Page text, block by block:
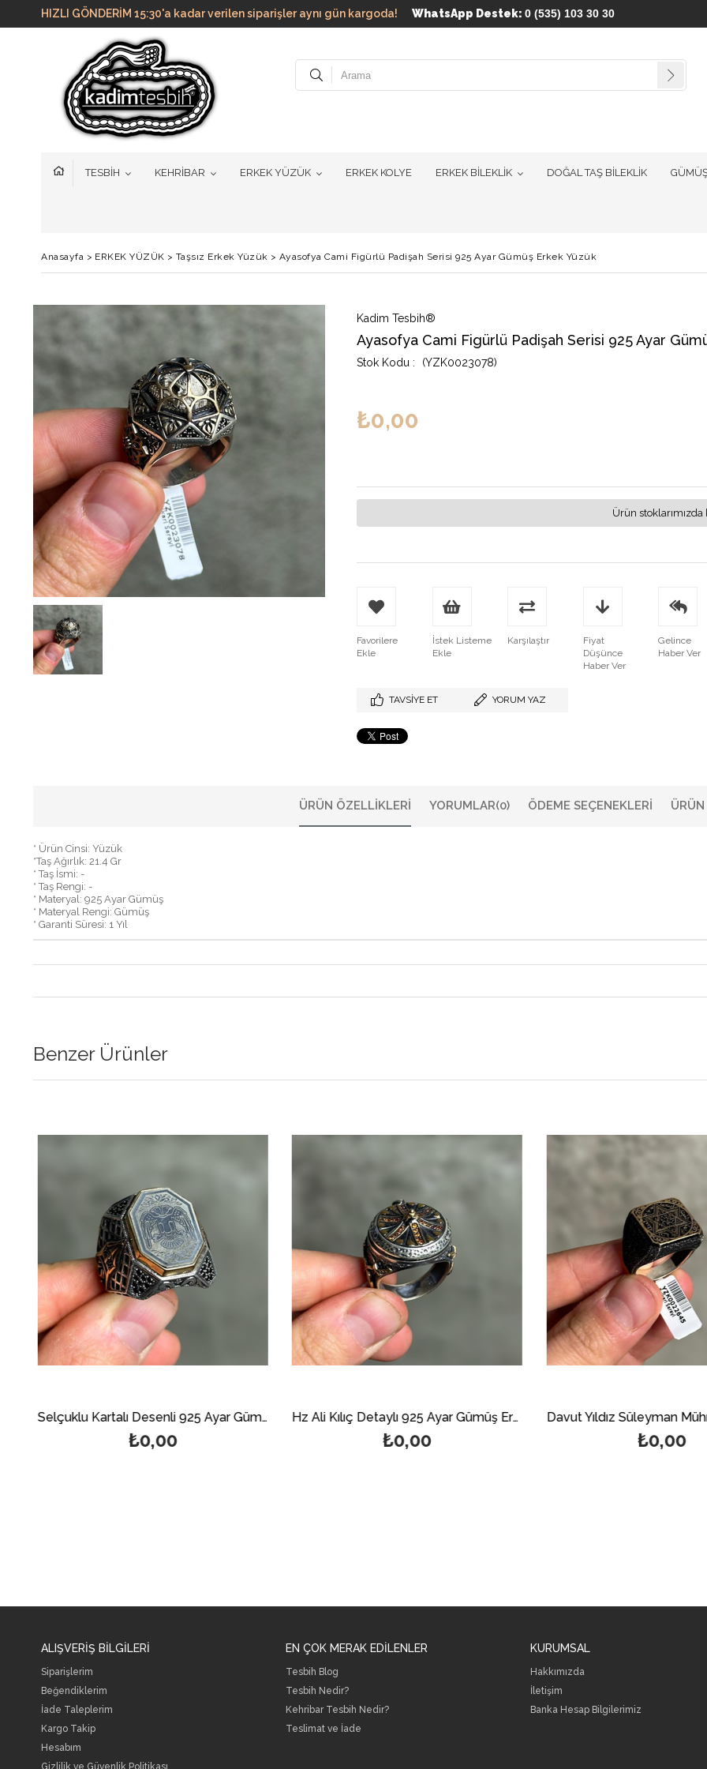
HIZLI GÖNDERİM 15:30'a kadar verilen siparişler aynı gün kargoda! WhatsApp Destek: 0 (535) 103 30 30
TESBİH KEHRİBAR ERKEK YÜZÜK ERKEK KOLYE ERKEK BİLEKLİK DOĞAL TAŞ BİLEKLİK
Anasayfa > ERKEK YÜZÜK > Taşsız Erkek Yüzük > Ayasofya Cami Figürlü Padişah Serisi 925 Ayar Gümüş Erkek Yüzük
Kadim Tesbih®
Ayasofya Cami Figürlü Padişah Serisi 925 Ayar
(YZK0023078)
₺0,00
Ürün stoklarımızda
Favorilere
Ekle
İstek Listeme
Ekle
Karşılaştır
Fiyat
Düşünce
Haber Ver
Gelince
Haber Ver
TAVSIYE ET YORUM YAZ
ÜRÜN ÖZELLIKLERI YORUMLAR(0) ÖDEME SEÇENEKLERI
* Ürün Cinsi: Yüzük
*Taş Ağırlık: 21.4 Gr
* Taş İsmi: -
* Taş Rengi: -
* Materyal: 925 Ayar Gümüş
* Materyal Rengi: Gümüş
* Garanti Süresi: 1 Yıl
Benzer Ürünler
Selçuklu Kartalı Desenli 925 Ayar Gümüş Erkek Yüzük
₺0,00
Hz Ali Kılıç Detaylı 925 Ayar Gümüş Erkek Yüzük
₺0,00 ₺0,00
ALIŞVERİŞ BİLGİLERİ
Siparişlerim
Beğendiklerim
İade Taleplerim
Kargo Takip
Hesabım
Gizlilik ve Güvenlik Politikası
EN ÇOK MERAK EDİLENLER
Tesbih Blog
Tesbih Nedir?
Kehribar Tesbih Nedir?
Teslimat ve İade
KURUMSAL
Hakkımızda
İletişim
Banka Hesap Bilgilerimiz